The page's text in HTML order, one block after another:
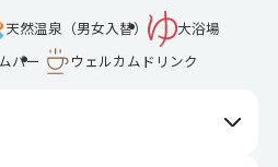
天然温泉（男女入替）
大浴場
バー
ウェルカムドリンク